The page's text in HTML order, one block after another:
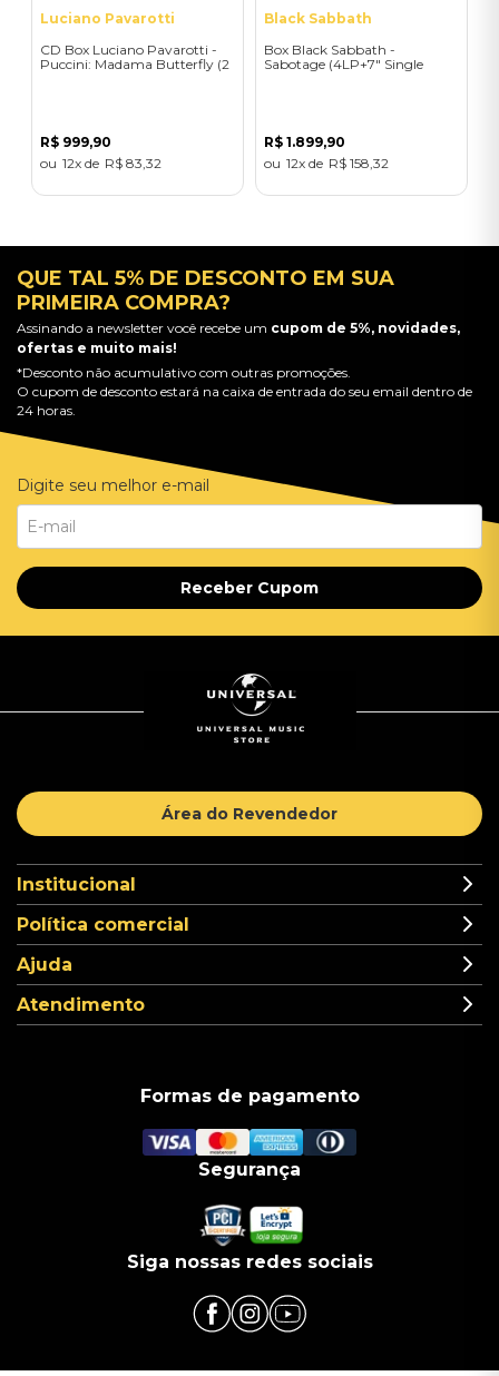
Luciano Pavarotti
CD Box Luciano Pavarotti -
Puccini: Madama Butterfly (2
R$ 999,90
12
R$ 83 32
Black Sabbath
Box Black Sabbath -
Sabotage (4LP+7" Single
R$ 1.899,90
12
R$ 158 32
QUE TAL 5% DE DESCONTO EM SUA
PRIMEIRA COMPRA?
Assinando a newsletter você recebe um cupom de 5%, novidades,
ofertas e muito mais!
*Desconto não acumulativo com outras promoções.
O cupom de desconto estará na caixa de entrada do seu email dentro de
24 horas.
Digite seu melhor e-mail
Receber Cupom
Área do Revendedor
Institucional
Política comercial
Ajuda
Atendimento
Formas de pagamento
Segurança
Siga nossas redes sociais